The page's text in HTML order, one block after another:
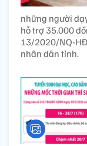
những người
hỗ trợ 35.000
13/2020/NQ-
nhân dân tỉnh.